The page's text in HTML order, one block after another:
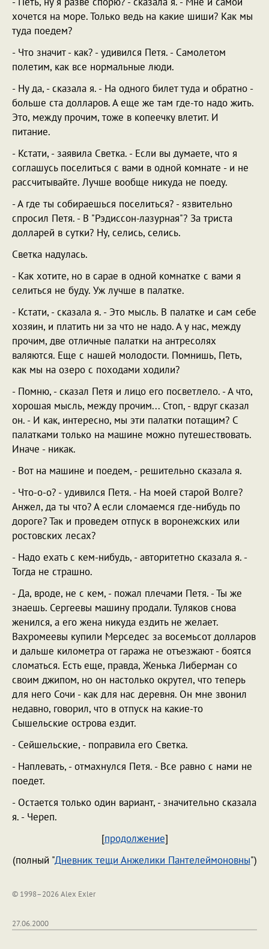
хочется на море. Только ведь на какие шиши? Как мы
туда поедем?
- Что значит - как? - удивился Петя. - Самолетом
полетим, как все нормальные люди.
- Ну да, - сказала я. - На одного билет туда и обратно -
больше ста долларов. А еще же там где-то надо жить.
Это, между прочим, тоже в копеечку влетит. И
питание.
- Кстати, - заявила Светка. - Если вы думаете, что я
соглашусь поселиться с вами в одной комнате - и не
рассчитывайте. Лучше вообще никуда не поеду.
- А где ты собираешься поселиться? - язвительно
спросил Петя. - В "Рэдиссон-лазурная"? За триста
долларей в сутки? Ну, селись, селись.
Светка надулась.
- Как хотите, но в сарае в одной комнатке с вами я
селиться не буду. Уж лучше в палатке.
- Кстати, - сказала я. - Это мысль. В палатке и сам себе
хозяин, и платить ни за что не надо. А у нас, между
прочим, две отличные палатки на антресолях
валяются. Еще с нашей молодости. Помнишь, Петь,
как мы на озеро с походами ходили?
- Помню, - сказал Петя и лицо его посветлело. - А что,
хорошая мысль, между прочим... Стоп, - вдруг сказал
он. - И как, интересно, мы эти палатки потащим? С
палатками только на машине можно путешествовать.
Иначе - никак.
- Вот на машине и поедем, - решительно сказала я.
- Что-о-о? - удивился Петя. - На моей старой Волге?
Анжел, да ты что? А если сломаемся где-нибудь по
дороге? Так и проведем отпуск в воронежских или
ростовских лесах?
- Надо ехать с кем-нибудь, - авторитетно сказала я. -
Тогда не страшно.
- Да, вроде, не с кем, - пожал плечами Петя. - Ты же
знаешь. Сергеевы машину продали. Туляков снова
женился, а его жена никуда ездить не желает.
Вахромеевы купили Мерседес за восемьсот долларов
и дальше километра от гаража не отъезжают - боятся
сломаться. Есть еще, правда, Женька Либерман со
своим джипом, но он настолько окрутел, что теперь
для него Сочи - как для нас деревня. Он мне звонил
недавно, говорил, что в отпуск на какие-то
Сышельские острова ездит.
- Сейшельские, - поправила его Светка.
- Наплевать, - отмахнулся Петя. - Все равно с нами не
поедет.
- Остается только один вариант, - значительно сказала
я. - Череп.
[продолжение]
(полный "Дневник тещи Анжелики Пантелеймоновны")
© 1998–2026 Alex Exler
27.06.2000